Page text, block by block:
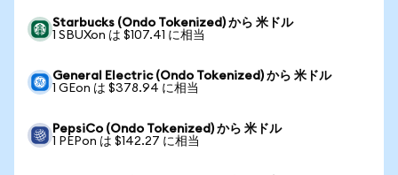
Starbucks (Ondo Tokenized) から 米ドル
1 SBUXon は $107.41 に相当
General Electric (Ondo Tokenized) から 米ドル
1 GEon は $378.94 に相当
PepsiCo (Ondo Tokenized) から 米ドル
1 PEPon は $142.27 に相当